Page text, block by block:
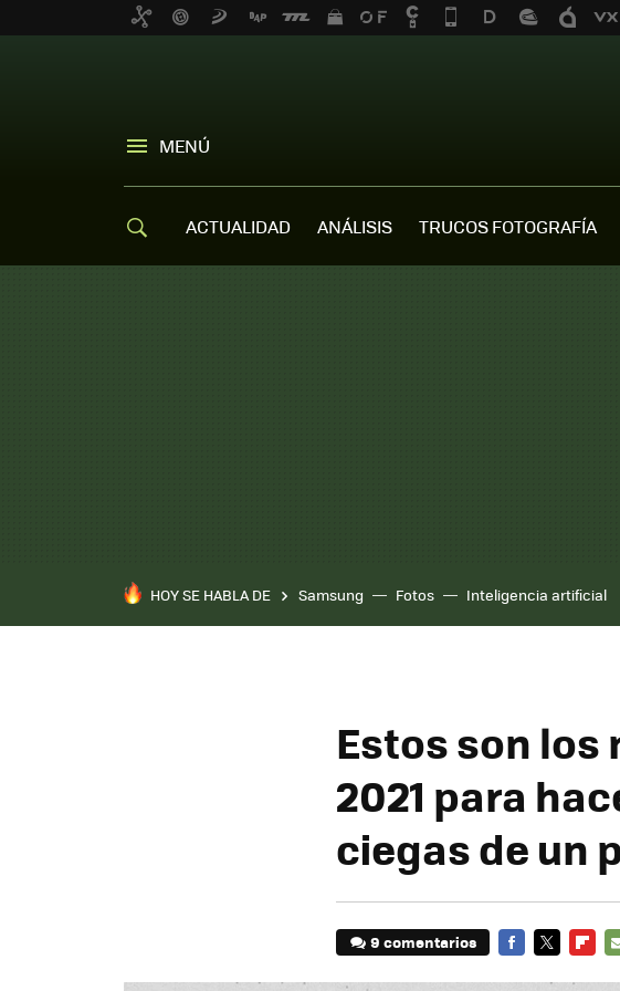
MENÚ
ACTUALIDAD ANÁLISIS TRUCOS FOTOGRAFÍA
HOY SE HABLA DE Samsung Fotos Inteligencia artificial
Estos son los
2021 para
ciegas de un
9 comentarios